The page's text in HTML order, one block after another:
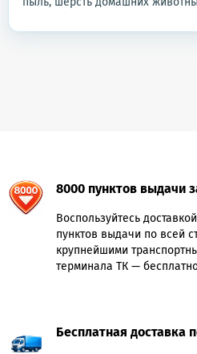
8000 пунктов выдачи
Воспользуйтесь
пунктов выдачи по всей
крупнейшими
терминала ТК —
Бесплатная доставка